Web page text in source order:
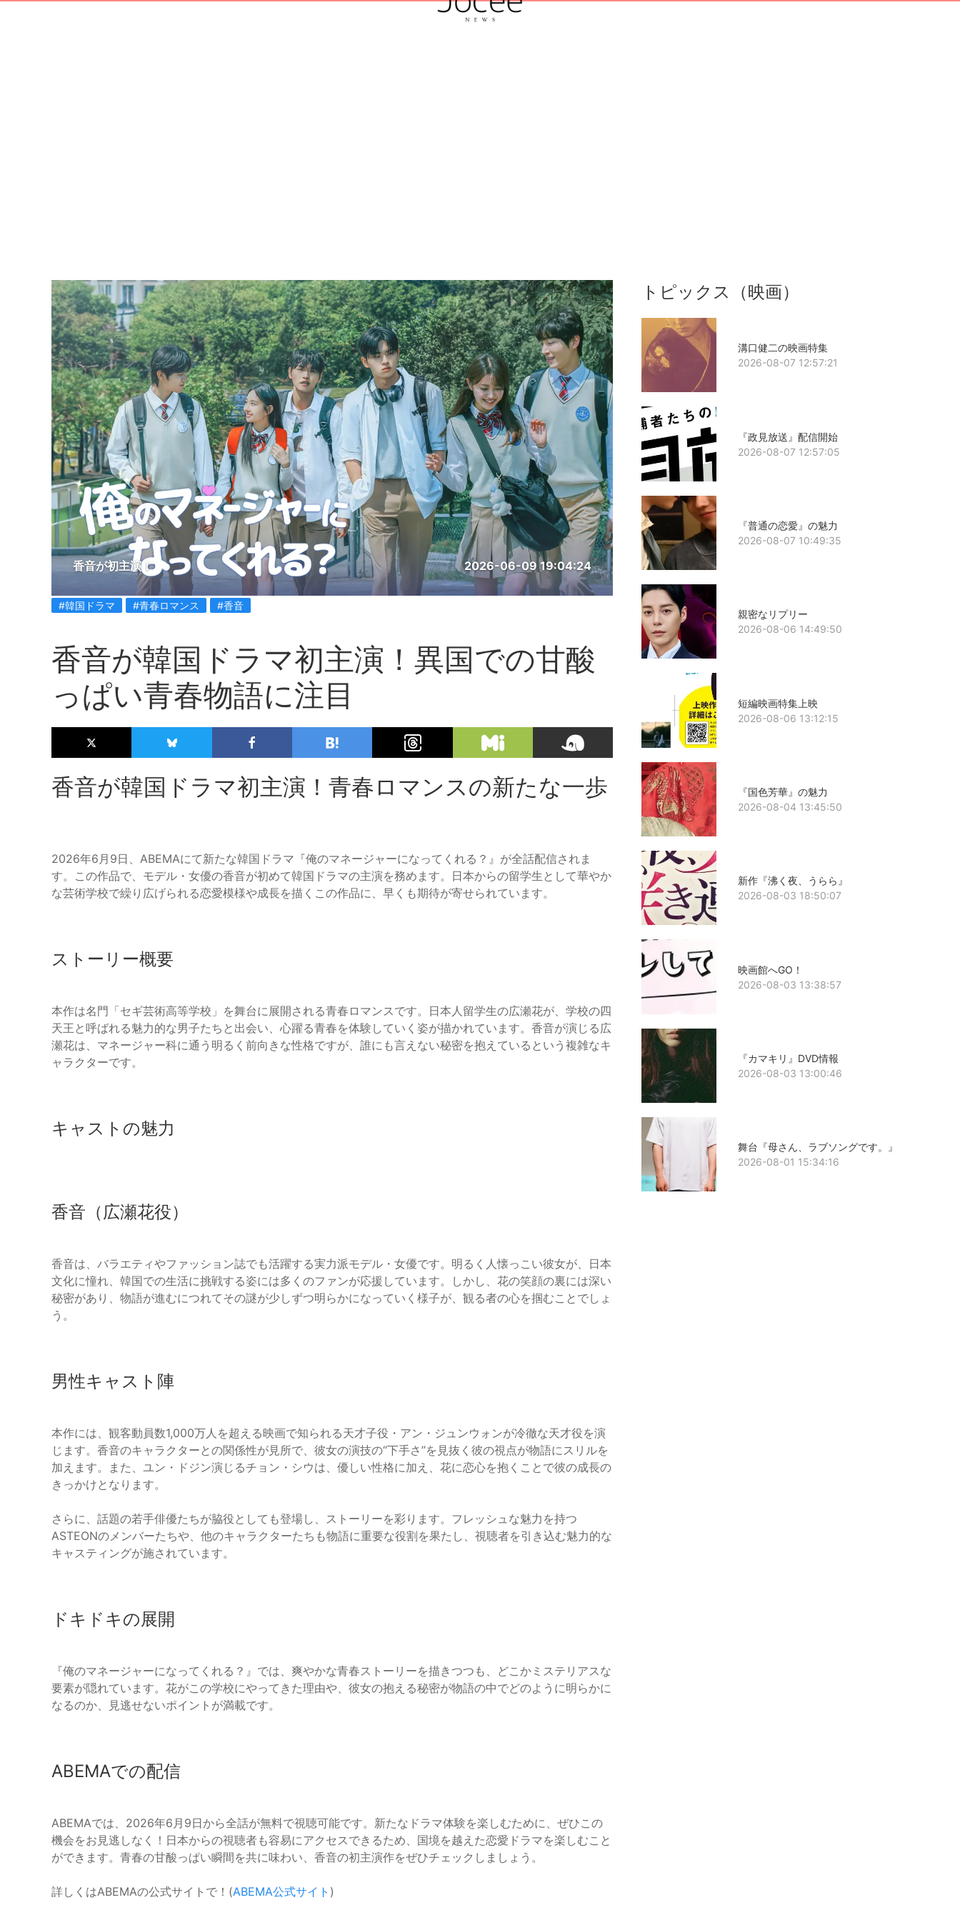
香音が初主演！ 2026-06-09 19:04:24
#韓国ドラマ #青春ロマンス #香音
香音が韓国ドラマ初主演！異国での甘酸
っぱい青春物語に注目
香音が韓国ドラマ初主演！青春ロマンスの新たな一歩
2026年6月9日、ABEMAにて新たな韓国ドラマ『俺のマネージャーになってくれる？』が全話配信されま
す。この作品で、モデル・女優の香音が初めて韓国ドラマの主演を務めます。日本からの留学生として華やか
な芸術学校で繰り広げられる恋愛模様や成長を描くこの作品に、早くも期待が寄せられています。
ストーリー概要
本作は名門「セギ芸術高等学校」を舞台に展開される青春ロマンスです。日本人留学生の広瀬花が、学校の四
天王と呼ばれる魅力的な男子たちと出会い、心躍る青春を体験していく姿が描かれています。香音が演じる広
瀬花は、マネージャー科に通う明るく前向きな性格ですが、誰にも言えない秘密を抱えているという複雑なキ
ャラクターです。
キャストの魅力
香音（広瀬花役）
香音は、バラエティやファッション誌でも活躍する実力派モデル・女優です。明るく人懐っこい彼女が、日本
文化に憧れ、韓国での生活に挑戦する姿には多くのファンが応援しています。しかし、花の笑顔の裏には深い
秘密があり、物語が進むにつれてその謎が少しずつ明らかになっていく様子が、観る者の心を掴むことでしょ
う。
男性キャスト陣
本作には、観客動員数1,000万人を超える映画で知られる天才子役・アン・ジュンウォンが冷徹な天才役を演
じます。香音のキャラクターとの関係性が見所で、彼女の演技の“下手さ”を見抜く彼の視点が物語にスリルを
加えます。また、ユン・ドジン演じるチョン・シウは、優しい性格に加え、花に恋心を抱くことで彼の成長の
きっかけとなります。
さらに、話題の若手俳優たちが脇役としても登場し、ストーリーを彩ります。フレッシュな魅力を持つ
ASTEONのメンバーたちや、他のキャラクターたちも物語に重要な役割を果たし、視聴者を引き込む魅力的な
キャスティングが施されています。
ドキドキの展開
『俺のマネージャーになってくれる？』では、爽やかな青春ストーリーを描きつつも、どこかミステリアスな
要素が隠れています。花がこの学校にやってきた理由や、彼女の抱える秘密が物語の中でどのように明らかに
なるのか、見逃せないポイントが満載です。
ABEMAでの配信
ABEMAでは、2026年6月9日から全話が無料で視聴可能です。新たなドラマ体験を楽しむために、ぜひこの
機会をお見逃しなく！日本からの視聴者も容易にアクセスできるため、国境を越えた恋愛ドラマを楽しむこと
ができます。青春の甘酸っぱい瞬間を共に味わい、香音の初主演作をぜひチェックしましょう。
詳しくはABEMAの公式サイトで！(ABEMA公式サイト )
トピックス（映画）
溝口健二の映画特集
2026-08-07 12:57:21
『政見放送』配信開始
2026-08-07 12:57:05
『普通の恋愛』の魅力
2026-08-07 10:49:35
親密なリプリー
2026-08-06 14:49:50
短編映画特集上映
2026-08-06 13:12:15
『国色芳華』の魅力
2026-08-04 13:45:50
新作『沸く夜、うらら』
2026-08-03 18:50:07
映画館へGO！
2026-08-03 13:38:57
『カマキリ』DVD情報
2026-08-03 13:00:46
舞台『母さん、ラブソングです。』
2026-08-01 15:34:16